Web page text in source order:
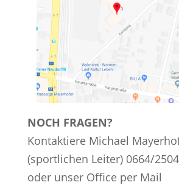
NOCH FRAGEN?
Kontaktiere Michael
(sportlichen Leiter) 0664/
oder unser Office per Mail